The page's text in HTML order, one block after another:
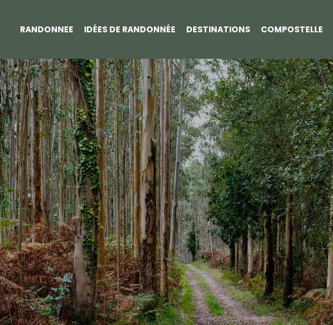
RANDONNEE IDÉES DE RANDONNÉE DESTINATIONS COMPOSTELLE